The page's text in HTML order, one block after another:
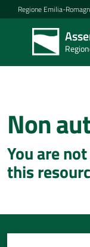
Vai al contenuto
Vai alla navigazione
Vai al footer
Regione Emilia-
Regione
Concittadini
Porte
aperte
Mostre
Non
You are
this